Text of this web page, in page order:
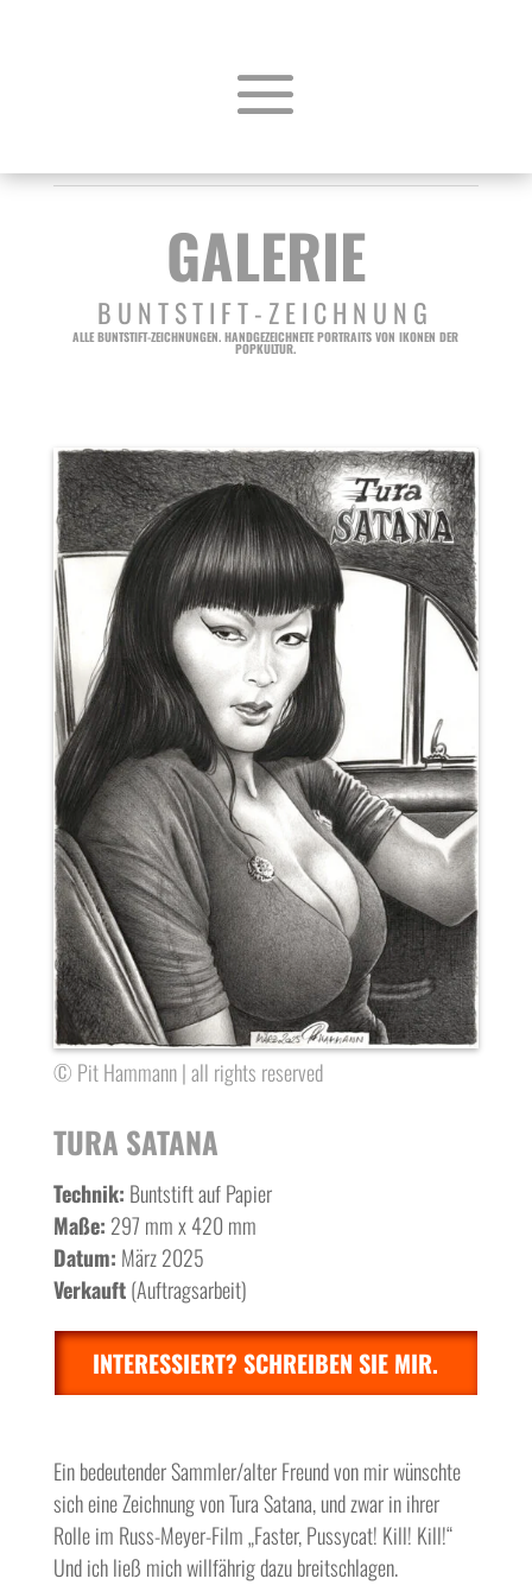
GALERIE
BUNTSTIFT-ZEICHNUNG
ALLE BUNTSTIFT-ZEICHNUNGEN. HANDGEZEICHNETE PORTRAITS VON IKONEN DER
POPKULTUR.
© Pit Hammann | all rights reserved
TURA SATANA
Technik: Buntstift auf Papier
Maße: 297 mm x 420 mm
Datum: März 2025
Verkauft(Auftragsarbeit)
INTERESSIERT? SCHREIBEN SIE MIR.
Ein bedeutender Sammler/alter Freund von mir wünschte
sich eine Zeichnung von Tura Satana, und zwar in ihrer
Rolle im Russ-Meyer-Film „Faster, Pussycat! Kill! Kill!“
Und ich ließ mich willfährig dazu breitschlagen.